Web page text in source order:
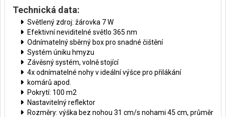
Technická data:
Světlený zdroj: žárovka 7 W
Efektivní neviditelné světlo 365 nm
Odnímatelný sběrný box pro snadné čištění
Systém úniku hmyzu
Závěsný systém, volně stojící
4x odnímatelné nohy v ideální výšce pro přilákání
komárů apod.
Pokrytí: 100 m2
Nastavitelný reflektor
Rozměry: výška bez nohou 31 cm/s nohami 45 cm, průměr